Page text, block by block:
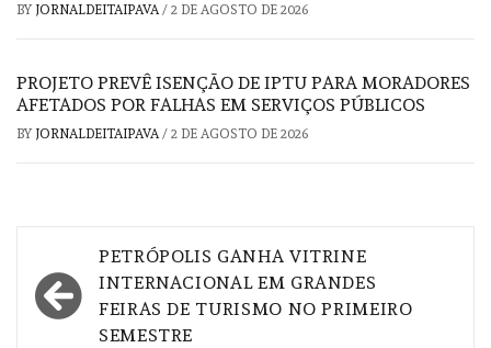
BY JORNALDEITAIPAVA / 2 DE AGOSTO DE 2026
PROJETO PREVÊ ISENÇÃO DE IPTU PARA MORADORES
AFETADOS POR FALHAS EM SERVIÇOS PÚBLICOS
BY JORNALDEITAIPAVA / 2 DE AGOSTO DE 2026
Navegação
de
Post
PETRÓPOLIS GANHA VITRINE
INTERNACIONAL EM GRANDES
FEIRAS DE TURISMO NO PRIMEIRO
SEMESTRE